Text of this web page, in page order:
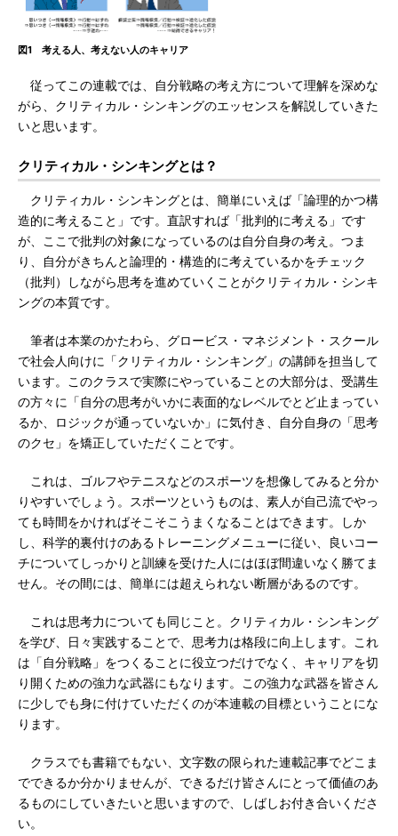
図1 考える人、考えない人のキャリア
従ってこの連載では、自分戦略の考え方について理解を深めな
がら、クリティカル・シンキングのエッセンスを解説していきた
いと思います。
クリティカル・シンキングとは？
クリティカル・シンキングとは、簡単にいえば「論理的かつ構
造的に考えること」です。直訳すれば「批判的に考える」です
が、ここで批判の対象になっているのは自分自身の考え。つま
り、自分がきちんと論理的・構造的に考えているかをチェック
（批判）しながら思考を進めていくことがクリティカル・シンキ
ングの本質です。
筆者は本業のかたわら、グロービス・マネジメント・スクール
で社会人向けに「クリティカル・シンキング」の講師を担当して
います。このクラスで実際にやっていることの大部分は、受講生
の方々に「自分の思考がいかに表面的なレベルでとど止まってい
るか、ロジックが通っていないか」に気付き、自分自身の「思考
のクセ」を矯正していただくことです。
これは、ゴルフやテニスなどのスポーツを想像してみると分か
りやすいでしょう。スポーツというものは、素人が自己流でやっ
ても時間をかければそこそこうまくなることはできます。しか
し、科学的裏付けのあるトレーニングメニューに従い、良いコー
チについてしっかりと訓練を受けた人にはほぼ間違いなく勝てま
せん。その間には、簡単には超えられない断層があるのです。
これは思考力についても同じこと。クリティカル・シンキング
を学び、日々実践することで、思考力は格段に向上します。これ
は「自分戦略」をつくることに役立つだけでなく、キャリアを切
り開くための強力な武器にもなります。この強力な武器を皆さん
に少しでも身に付けていただくのが本連載の目標ということにな
ります。
クラスでも書籍でもない、文字数の限られた連載記事でどこま
でできるか分かりませんが、できるだけ皆さんにとって価値のあ
るものにしていきたいと思いますので、しばしお付き合いくださ
い。